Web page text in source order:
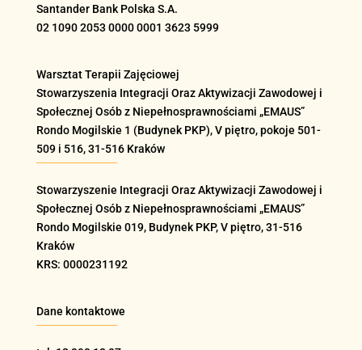
Santander Bank Polska S.A.
02 1090 2053 0000 0001 3623 5999
Warsztat Terapii Zajęciowej
Stowarzyszenia Integracji Oraz Aktywizacji Zawodowej i
Społecznej Osób z Niepełnosprawnościami „EMAUS”
Rondo Mogilskie 1 (Budynek PKP), V piętro, pokoje 501-
509 i 516, 31-516 Kraków
Stowarzyszenie Integracji Oraz Aktywizacji Zawodowej i
Społecznej Osób z Niepełnosprawnościami „EMAUS”
Rondo Mogilskie 019, Budynek PKP, V piętro, 31-516
Kraków
KRS: 0000231192
Dane kontaktowe